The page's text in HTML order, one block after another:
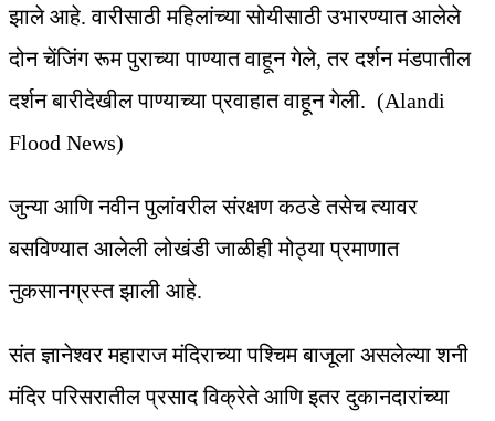
झाले आहे. वारीसाठी महिलांच्या सोयीसाठी उभारण्यात आलेले
दोन चेंजिंग रूम पुराच्या पाण्यात वाहून गेले, तर दर्शन मंडपातील
दर्शन बारीदेखील पाण्याच्या प्रवाहात वाहून गेली. (Alandi
Flood News)
जुन्या आणि नवीन पुलांवरील संरक्षण कठडे तसेच त्यावर
बसविण्यात आलेली लोखंडी जाळीही मोठ्या प्रमाणात
नुकसानग्रस्त झाली आहे.
संत ज्ञानेश्वर महाराज मंदिराच्या पश्चिम बाजूला असलेल्या शनी
मंदिर परिसरातील प्रसाद विक्रेते आणि इतर दुकानदारांच्या